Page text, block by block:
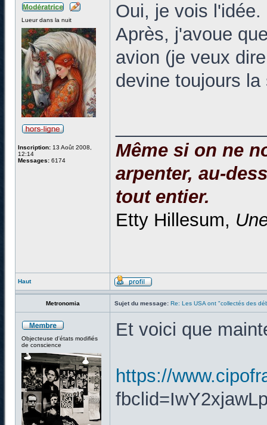
Lueur dans la nuit
Inscription: 13 Août 2008,
12:14
Messages: 6174
Oui, je vois l'idée.
Après, j'avoue
avion (je veux
devine toujours
Même si on ne
arpenter, au-
tout entier.
Etty Hillesum,
Haut
Metronomia Sujet du message: Re: Les USA ont "collectés des
Objecteuse d'états modifiés
de conscience
Et voici que
https://